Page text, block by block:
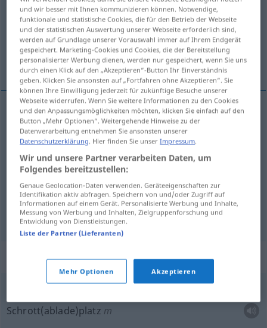
Übersicht aller Übersetzungen
(Für mehr Details die Übersetzung anklicken/antippen)
Schlacke Alteisen, Schrott
Schlackef chatarra(≈ escoria)
Alteisenn chatarra(≈ hierro viejo)
Schrottm chatarra (≈ hierro viejo)tb FIG
Beispielsätze für "chatarra"
Schrott(ablade)platz m
und wir besser mit Ihnen kommunizieren können. Notwendige,
funktionale und statistische Cookies, die für den Betrieb der Webseite
und der statistischen Auswertung unserer Webseite erforderlich sind,
werden auf Grundlage unserer Vorauswahl immer auf Ihrem Endgerät
gespeichert. Marketing-Cookies und Cookies, die der Bereitstellung
personalisierter Werbung dienen, werden nur gespeichert, wenn Sie uns
durch einen Klick auf den „Akzeptieren“-Button Ihr Einverständnis
geben. Klicken Sie ansonsten auf „Fortfahren ohne Akzeptieren“. Sie
können Ihre Einwilligung jederzeit für zukünftige Besuche unserer
Webseite widerrufen. Wenn Sie weitere Informationen zu den Cookies
und den Anpassungsmöglichkeiten möchten, klicken Sie einfach auf den
Button „Mehr Optionen“. Weitergehende Hinweise zu der
Datenverarbeitung entnehmen Sie ansonsten unserer
Datenschutzerklärung . Hier finden Sie unserImpressum
Wir und unsere Partner verarbeiten Daten, um
Folgendes bereitzustellen:
Genaue Geolocation-Daten verwenden. Geräteeigenschaften zur
Identifikation aktiv abfragen. Speichern von und/oder Zugriff auf
Informationen auf einem Gerät. Personalisierte Werbung und Inhalte,
Messung von Werbung und Inhalten, Zielgruppenforschung und
Entwicklung von Dienstleistungen.
Liste der Partner (Lieferanten)
Mehr Optionen Akzeptieren